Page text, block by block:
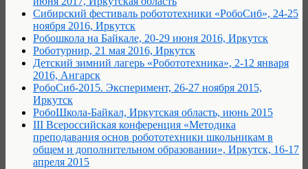
Cибирский фестиваль робототехники «РобоСиб», 24-25
ноября 2016, Иркутск
Робошкола на Байкале, 20-29 июня 2016, Иркутск
Роботурнир, 21 мая 2016, Иркутск
Детский зимний лагерь «Робототехника», 2-12 января
2016, Ангарск
РобоСиб-2015. Эксперимент, 26-27 ноября 2015,
Иркутск
РобоШкола-Байкал, Иркутская область, июнь 2015
III Всероссийская конференция «Методика
преподавания основ робототехники школьникам в
общем и дополнительном образовании», Иркутск, 16-17
апреля 2015